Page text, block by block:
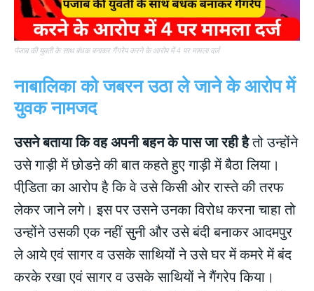
पंजाब की युवती के साथ बंधक बनाकर गैंगरेप करने के आरोप में 4 पर मामला दर्ज
नाबालिका को जबरन उठा ले जाने के आरोप में
युवक नामजद
उसने बताया कि वह अपनी बहन के पास जा रही हैतो उन्होंने
उसे गाड़ी में छोडऩे की बात कहते हुए गाड़ी में बैठा लिया।
पीडि़ता का आरोप है कि वे उसे किसी ओर रास्ते की तरफ
लेकर जाने लगे। इस पर उसने उनका विरोध करना चाहा तो
उन्होंने उसकी एक नहीं सुनी और उसे बंदी बनाकर आदमपुर
ले आये एवं सागर व उसके साथियों ने उसे घर में कमरे में बंद
करके रखा एवं सागर व उसके साथियों ने गैंगरेप किया।